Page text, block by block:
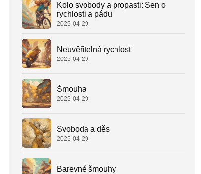
Kolo svobody a propasti: Sen o
rychlosti a pádu
2025-04-29
Neuvěřitelná rychlost
2025-04-29
Šmouha
2025-04-29
Svoboda a děs
2025-04-29
Barevné šmouhy